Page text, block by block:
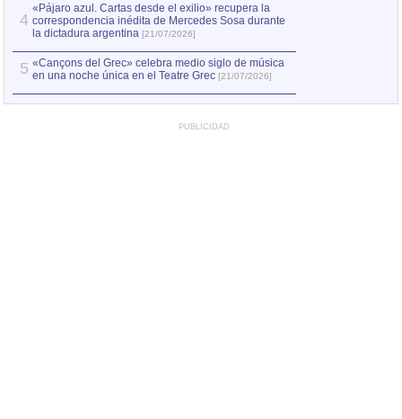
4
«Pájaro azul. Cartas desde el exilio» recupera la
correspondencia inédita de Mercedes Sosa durante
la dictadura argentina [21/07/2026]
5 «Cançons del Grec» celebra medio siglo de música
en una noche única en el Teatre Grec [21/07/2026]
PUBLICIDAD